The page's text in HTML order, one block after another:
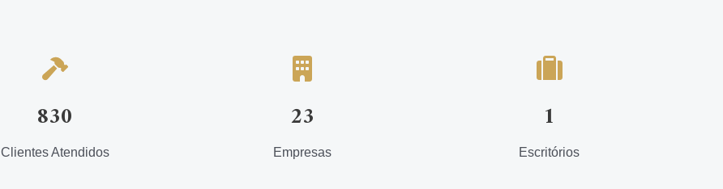
830
Clientes Atendidos
23
Empresas
1
Escritórios